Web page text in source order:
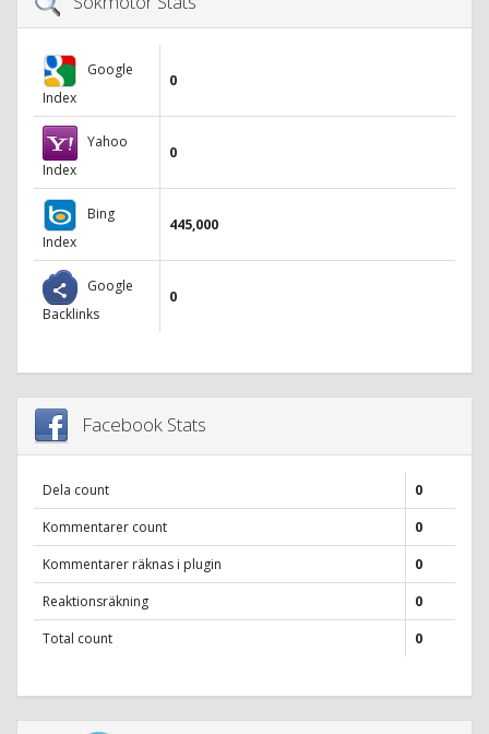
Google
Index
0
Yahoo
Index
0
Bing
Index
445,000
Google
Backlinks
0
Facebook Stats
Dela count
0
Kommentarer count
0
Kommentarer räknas i plugin
0
Reaktionsräkning
0
Total count
0